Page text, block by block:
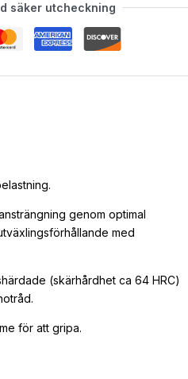
säker utcheckning
genom optimal
med
(skärhårdhet ca 64 HRC)
för att gripa.